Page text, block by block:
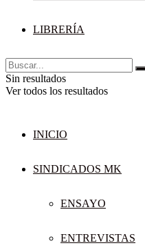
LIBRERÍA
Sin resultados
Ver todos los resultados
INICIO
SINDICADOS MK
ENSAYO
ENTREVISTAS